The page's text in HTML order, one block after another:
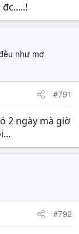
như mơ
#791
2 ngày mà giờ
#792